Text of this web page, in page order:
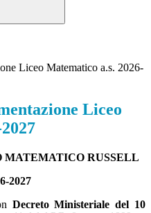
Liceo Matematico a.s. 2026-
Liceo
RUSSELL
2027
Decreto Ministeriale del 10